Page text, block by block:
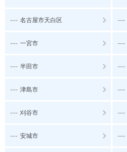
--- 名古屋市天白区 ---
--- 一宮市 ---
--- 半田市 ---
--- 津島市 ---
--- 刈谷市 ---
--- 安城市 ---